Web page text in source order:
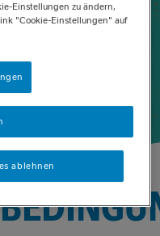
Einstellungen zu ändern,
"Cookie-Einstellungen" auf
ablehnen